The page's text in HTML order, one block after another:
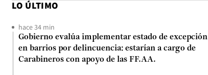
LO ÚLTIMO
hace 34 min
Gobierno evalúa implementar estado de excepción
en barrios por delincuencia: estarían a cargo de
Carabineros con apoyo de las FF.AA.